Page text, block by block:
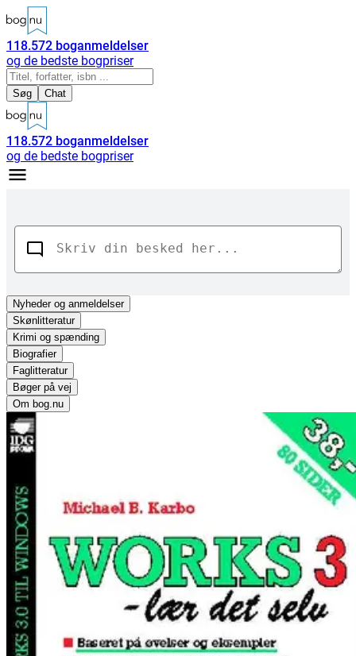
118.572 boganmeldelser
og de bedste bogpriser
Søg Chat
118.572 boganmeldelser
og de bedste bogpriser
Nyhederog anmeldelser
Skønlitteratur
Krimi og spænding
Biografier
Faglitteratur
Bøger på vej
Om bog.nu